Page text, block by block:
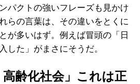
パクトの強いフレーズも見かけ
らの言葉は、その違いをとくに
が多いはず。例えば冒頭の「日
した」がまさにそうだ。
高齢化社会」これは正